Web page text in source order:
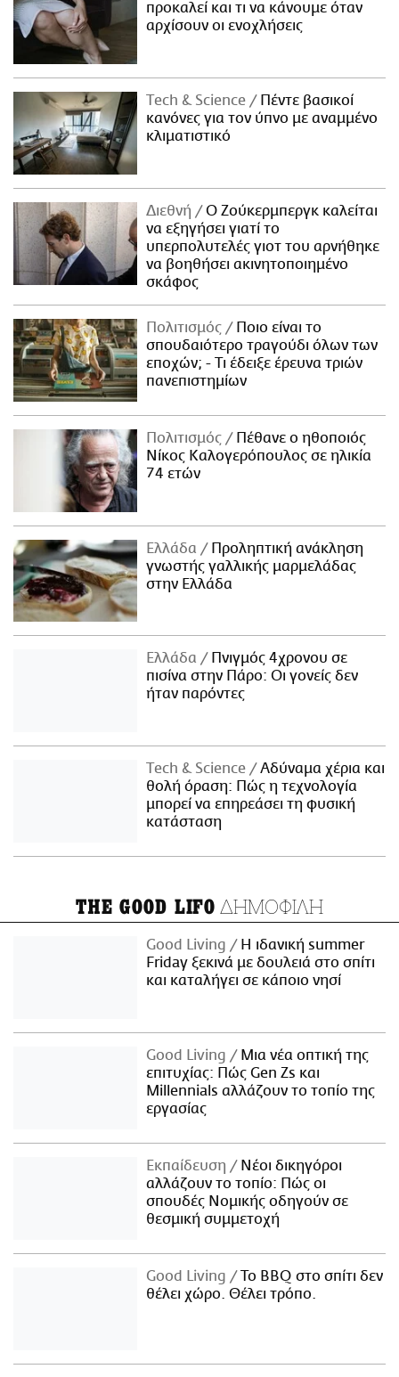
προκαλεί και τι να κάνουμε όταν
αρχίσουν οι ενοχλήσεις
Τech & Science
Πέντε βασικοί
κανόνες για τον ύπνο με αναμμένο
κλιματιστικό
Διεθνή
Ο Ζούκερμπεργκ καλείται
να εξηγήσει γιατί το
υπερπολυτελές γιοτ του αρνήθηκε
να βοηθήσει ακινητοποιημένο
σκάφος
Πολιτισμός
Ποιο είναι το
σπουδαιότερο τραγούδι όλων των
εποχών; - Τι έδειξε έρευνα τριών
πανεπιστημίων
Πολιτισμός
Πέθανε ο ηθοποιός
Νίκος Καλογερόπουλος σε ηλικία
74 ετών
Ελλάδα
Προληπτική ανάκληση
γνωστής γαλλικής μαρμελάδας
στην Ελλάδα
Ελλάδα
Πνιγμός 4χρονου σε
πισίνα στην Πάρο: Οι γονείς δεν
ήταν παρόντες
Τech & Science
Αδύναμα χέρια και
θολή όραση: Πώς η τεχνολογία
μπορεί να επηρεάσει τη φυσική
κατάσταση
THE GOOD LIFO ΔΗΜΟΦΙΛΗ
Good Living
Η ιδανική summer
Friday ξεκινά με δουλειά στο σπίτι
και καταλήγει σε κάποιο νησί
Good Living
Μια νέα οπτική της
επιτυχίας: Πώς Gen Zs και
Millennials αλλάζουν το τοπίο της
εργασίας
Εκπαίδευση
Νέοι δικηγόροι
αλλάζουν το τοπίο: Πώς οι
σπουδές Νομικής οδηγούν σε
θεσμική συμμετοχή
Good Living
Το BBQ στο σπίτι δεν
θέλει χώρο. Θέλει τρόπο.